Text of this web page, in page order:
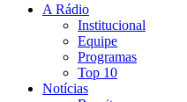
A Rádio
Institucional
Equipe
Programas
Top 10
Notícias